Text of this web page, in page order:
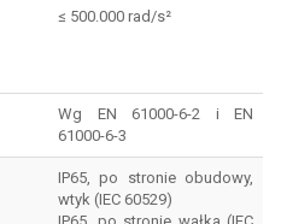
≤ 500.000 rad/s²
Wg EN 61000-6-2 i EN
61000-6-3
IP65, po stronie obudowy,
wtyk (IEC 60529)